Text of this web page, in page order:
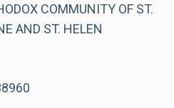
COMMUNITY OF ST.
AND ST. HELEN